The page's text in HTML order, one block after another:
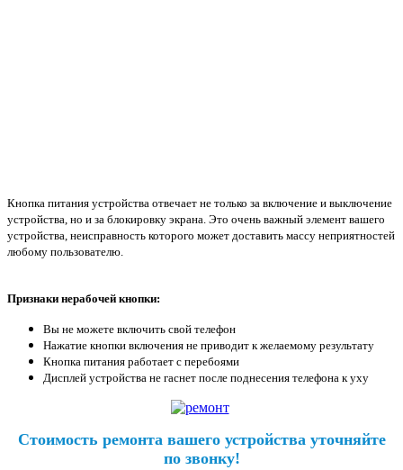
Кнопка питания устройства отвечает не только за включение и выключение
устройства, но и за блокировку экрана. Это очень важный элемент вашего
устройства, неисправность которого может доставить массу неприятностей
любому пользователю.
Признаки нерабочей кнопки:
Вы не можете включить свой телефон
Нажатие кнопки включения не приводит к желаемому результату
Кнопка питания работает с перебоями
Дисплей устройства не гаснет после поднесения телефона к уху
Стоимость ремонта вашего устройства уточняйте
по звонку!